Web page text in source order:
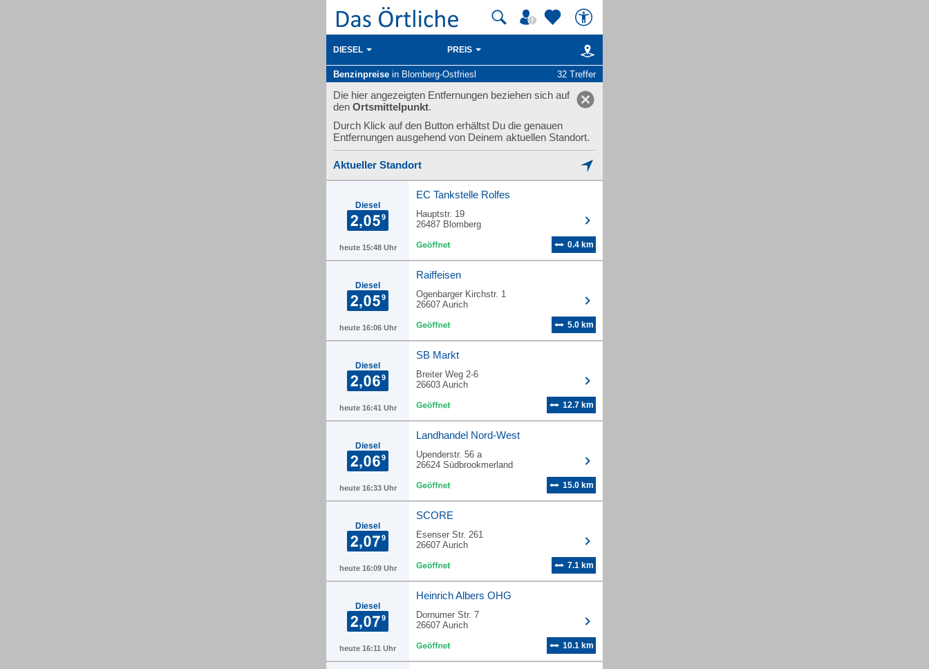
DIESEL PREIS
Benzinpreise in Blomberg-Ostfriesl 32 Treffer
Die hier angezeigten Entfernungen beziehen sich auf
den Ortsmittelpunkt.
Durch Klick auf den Button erhältst Du die genauen
Entfernungen ausgehend von Deinem aktuellen Standort.
Aktueller Standort
Diesel
heute 15:48 Uhr
EC Tankstelle Rolfes
Hauptstr. 19
26487 Blomberg
0.4 km
Diesel
heute 16:06 Uhr
Raiffeisen
Ogenbarger Kirchstr. 1
26607 Aurich
5.0 km
Diesel
heute 16:41 Uhr
SB Markt
Breiter Weg 2-6
26603 Aurich
12.7 km
Diesel
heute 16:33 Uhr
Landhandel Nord-West
Upenderstr. 56 a
26624 Südbrookmerland
15.0 km
Diesel
heute 16:09 Uhr
SCORE
Esenser Str. 261
26607 Aurich
7.1 km
Diesel
heute 16:11 Uhr
Heinrich Albers OHG
Dornumer Str. 7
26607 Aurich
10.1 km